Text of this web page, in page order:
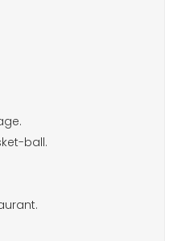
ball.